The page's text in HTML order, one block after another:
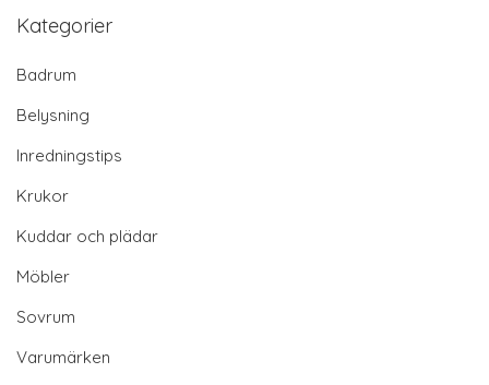
Kategorier
Badrum
Belysning
Inredningstips
Krukor
Kuddar och plädar
Möbler
Sovrum
Varumärken